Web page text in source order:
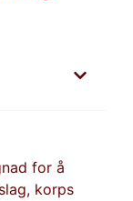
for å
korps